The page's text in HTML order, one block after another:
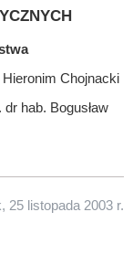
Chojnacki
hab. Bogusław
25 listopada 2003 r.